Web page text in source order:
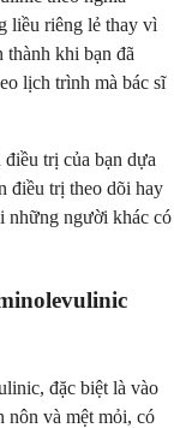
liều riêng lẻ thay vì
thành khi bạn đã
lịch trình mà bác sĩ
trị của bạn dựa
điều trị theo dõi hay
những người khác có
đặc biệt là vào
nôn và mệt mỏi, có